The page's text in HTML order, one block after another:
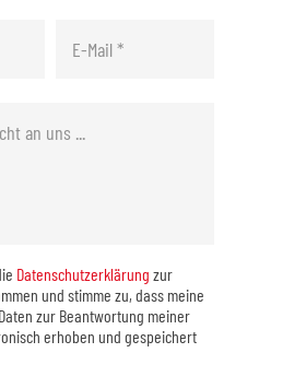
Datenschutzerklärung zur
und stimme zu, dass meine
zur Beantwortung meiner
erhoben und gespeichert